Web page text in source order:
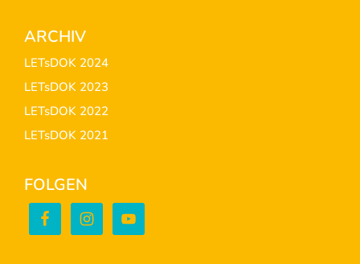
ARCHIV
LETsDOK 2024
LETsDOK 2023
LETsDOK 2022
LETsDOK 2021
FOLGEN